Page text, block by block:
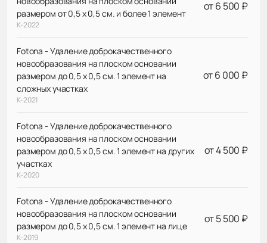
размером от 0,5 х 0,5 см. и более 1 элемент
К-2022
от 6 500 ₽
Fotona - Удаление доброкачественного
новообразования на плоском основании
размером до 0,5 х 0,5 см. 1 элемент на
сложных участках
К-2021
от 6 000 ₽
Fotona - Удаление доброкачественного
новообразования на плоском основании
размером до 0,5 х 0,5 см. 1 элемент на других
участках
К-2020
от 4 500 ₽
Fotona - Удаление доброкачественного
новообразования на плоском основании
размером до 0,5 х 0,5 см. 1 элемент на лице
К-2019
от 5 500 ₽